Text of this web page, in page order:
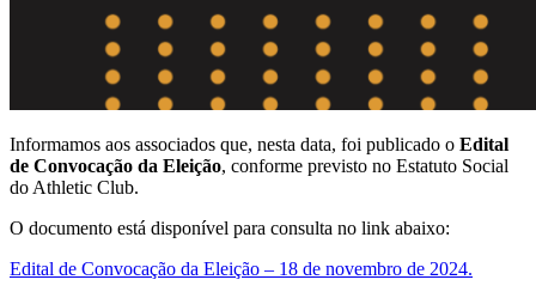
Informamos aos associados que, nesta data, foi publicado o Edital
de Convocação da Eleição, conforme previsto no Estatuto Social
do Athletic Club.
O documento está disponível para consulta no link abaixo:
Edital de Convocação da Eleição – 18 de novembro de 2024.